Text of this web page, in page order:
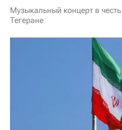
Музыкальный концерт в
Тегеране